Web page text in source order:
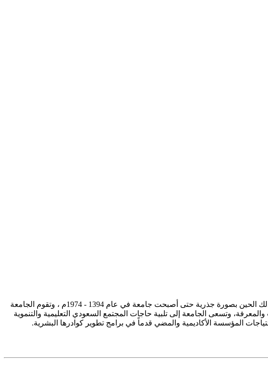
تأسست جامعة الإمام محمد بن سعود الإسلامية ممثلة في كلية الشريعة في سنة 1373هـ 1953م، وتطورت منذ ذلك الحين بصورة جذرية حتى أصبحت جامعة في عام 1394 - 1974م ، وتقوم الجامعة
وتسعى الجامعة إلى تلبية حاجات المجتمع السعودي التعليمية والتنموية
المؤسسة الأكاديمية والمضي قدماً في برامج تطوير كوادرها البشرية.